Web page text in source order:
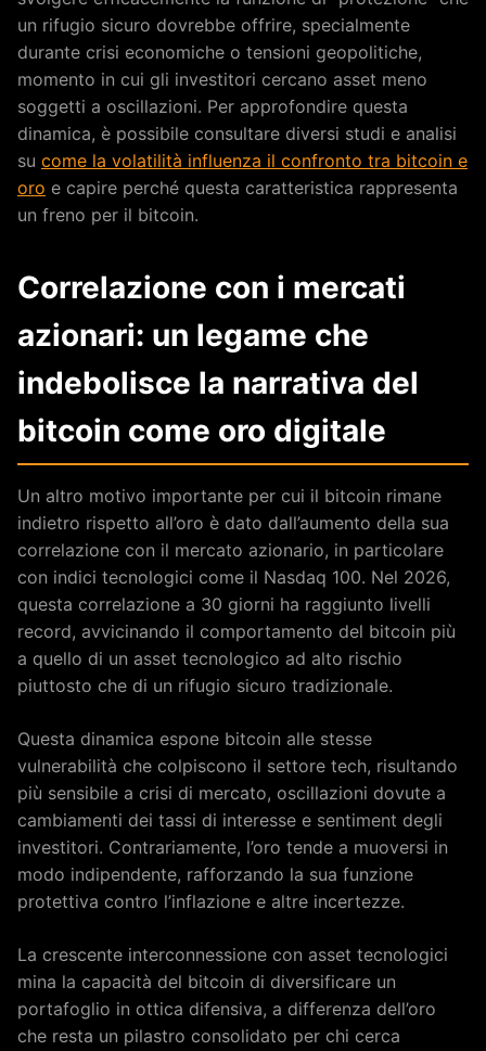
un rifugio sicuro dovrebbe offrire, specialmente
durante crisi economiche o tensioni geopolitiche,
momento in cui gli investitori cercano asset meno
soggetti a oscillazioni. Per approfondire questa
dinamica, è possibile consultare diversi studi e analisi
su come la volatilità influenza il confronto tra bitcoin e
oro e capire perché questa caratteristica rappresenta
un freno per il bitcoin.
Correlazione con i mercati
azionari: un legame che
indebolisce la narrativa del
bitcoin come oro digitale
Un altro motivo importante per cui il bitcoin rimane
indietro rispetto all’oro è dato dall’aumento della sua
correlazione con il mercato azionario, in particolare
con indici tecnologici come il Nasdaq 100. Nel 2026,
questa correlazione a 30 giorni ha raggiunto livelli
record, avvicinando il comportamento del bitcoin più
a quello di un asset tecnologico ad alto rischio
piuttosto che di un rifugio sicuro tradizionale.
Questa dinamica espone bitcoin alle stesse
vulnerabilità che colpiscono il settore tech, risultando
più sensibile a crisi di mercato, oscillazioni dovute a
cambiamenti dei tassi di interesse e sentiment degli
investitori. Contrariamente, l’oro tende a muoversi in
modo indipendente, rafforzando la sua funzione
protettiva contro l’inflazione e altre incertezze.
La crescente interconnessione con asset tecnologici
mina la capacità del bitcoin di diversificare un
portafoglio in ottica difensiva, a differenza dell’oro
che resta un pilastro consolidato per chi cerca